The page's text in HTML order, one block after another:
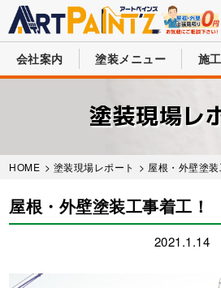
会社案内 塗装メニュー 施
塗装現場レ
HOME > 塗装現場レポート > 屋根・外壁塗
屋根・外壁塗装工事着工
2021.1.14